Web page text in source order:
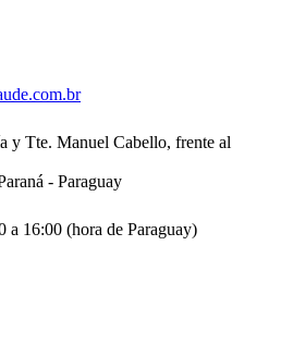
y Tte. Manuel Cabello, frente al
- Paraguay
a 16:00 (hora de Paraguay)